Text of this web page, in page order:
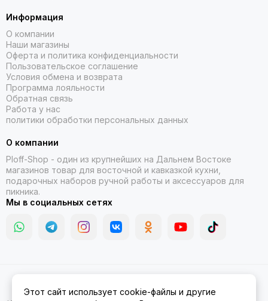
Информация
О компании
Наши магазины
Оферта и политика конфиденциальности
Пользовательское соглашение
Условия обмена и возврата
Программа лояльности
Обратная связь
Работа у нас
политики обработки персональных данных
О компании
Ploff-Shop - один из крупнейших на Дальнем Востоке
магазинов товар для восточной и кавказкой кухни,
подарочных наборов ручной работы и аксессуаров для
пикника.
Мы в социальных сетях
Амуре.Карта сайта
Этот сайт использует cookie-файлы и другие